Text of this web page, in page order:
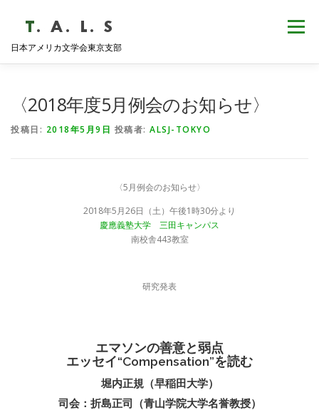
ツ
日本アメリカ文学会東京支部
メニュー
〈2018年度5月例会のお知らせ〉
投稿日: 2018年5月9日 投稿者: ALSJ-TOKYO
〈5月例会のお知らせ〉
2018年5月26日（土）午後1時30分より
慶應義塾大学 三田キャンパス
南校舎443教室
研究発表
エマソンの善意と弱点
エッセイ“Compensation”を読む
堀内正規（早稲田大学）
司会：折島正司（青山学院大学名誉教授）